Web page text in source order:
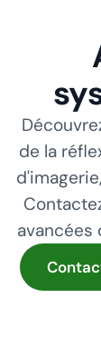
de la
avancées